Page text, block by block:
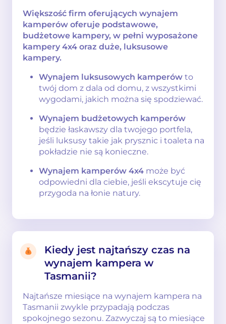
Większość firm oferujących wynajem
kamperów oferuje podstawowe,
budżetowe kampery, w pełni wyposażone
kampery 4x4 oraz duże, luksusowe
kampery.
Wynajem luksusowych kamperów to
twój dom z dala od domu, z wszystkimi
wygodami, jakich można się spodziewać.
Wynajem budżetowych kamperów
będzie łaskawszy dla twojego portfela,
jeśli luksusy takie jak prysznic i toaleta na
pokładzie nie są konieczne.
Wynajem kamperów 4x4 może być
odpowiedni dla ciebie, jeśli ekscytuje cię
przygoda na łonie natury.
Kiedy jest najtańszy czas na
wynajem kampera w
Tasmanii?
Najtańsze miesiące na wynajem kampera na
Tasmanii zwykle przypadają podczas
spokojnego sezonu. Zazwyczaj są to miesiące